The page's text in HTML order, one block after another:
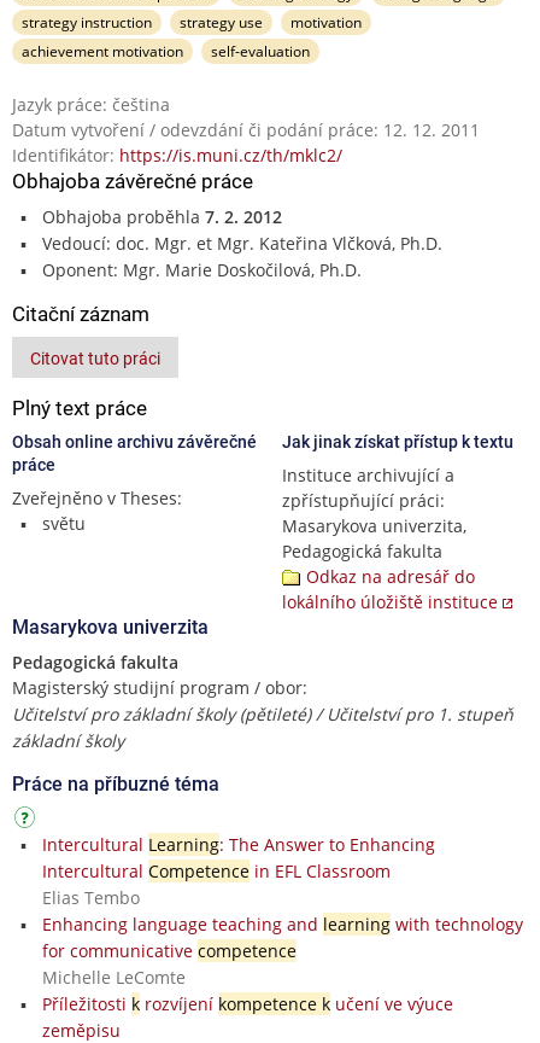
strategy instruction
strategy use
motivation
achievement motivation
self-evaluation
Jazyk práce: čeština
Datum vytvoření / odevzdání či podání práce: 12. 12. 2011
Identifikátor: https://is.muni.cz/th/mklc2/
Obhajoba závěrečné práce
Obhajoba proběhla 7. 2. 2012
Vedoucí: doc. Mgr. et Mgr. Kateřina Vlčková, Ph.D.
Oponent: Mgr. Marie Doskočilová, Ph.D.
Citační záznam
Citovat tuto práci
Plný text práce
Obsah online archivu závěrečné
práce
Zveřejněno v Theses:
světu
Jak jinak získat přístup k textu
Instituce archivující a
zpřístupňující práci:
Masarykova univerzita,
Pedagogická fakulta
Odkaz na adresář do
lokálního úložiště instituce
Masarykova univerzita
Pedagogická fakulta
Magisterský studijní program / obor:
Učitelství pro základní školy (pětileté) / Učitelství pro 1. stupeň
základní školy
Práce na příbuzné téma
Intercultural Learning: The Answer to Enhancing
Intercultural Competencein EFL Classroom
Elias Tembo
Enhancing language teaching and learningwith technology
for communicative competence
Michelle LeComte
Příležitosti krozvíjení kompetence kučení ve výuce
zeměpisu